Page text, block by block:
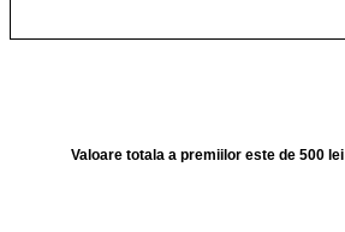
Valoare totala a premiilor este de500 lei